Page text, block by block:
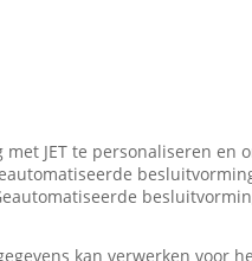
JET te personaliseren en
kan verwerken voor